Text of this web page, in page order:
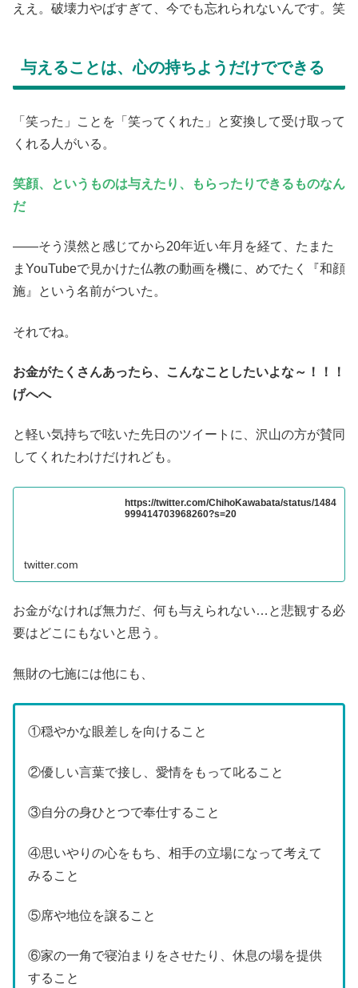
ええ。破壊力やばすぎて、今でも忘れられないんです。笑
与えることは、心の持ちようだけでできる
「笑った」ことを「笑ってくれた」と変換して受け取って
くれる人がいる。
笑顔、というものは与えたり、もらったりできるものなん
だ
――そう漠然と感じてから20年近い年月を経て、たまた
まYouTubeで見かけた仏教の動画を機に、めでたく『和顔
施』という名前がついた。
それでね。
お金がたくさんあったら、こんなことしたいよな～！！！
げへへ
と軽い気持ちで呟いた先日のツイートに、沢山の方が賛同
してくれたわけだけれども。
https://twitter.com/ChihoKawabata/status/1484
999414703968260?s=20
twitter.com
お金がなければ無力だ、何も与えられない…と悲観する必
要はどこにもないと思う。
無財の七施には他にも、
①穏やかな眼差しを向けること
②優しい言葉で接し、愛情をもって叱ること
③自分の身ひとつで奉仕すること
④思いやりの心をもち、相手の立場になって考えて
みること
⑤席や地位を譲ること
⑥家の一角で寝泊まりをさせたり、休息の場を提供
すること